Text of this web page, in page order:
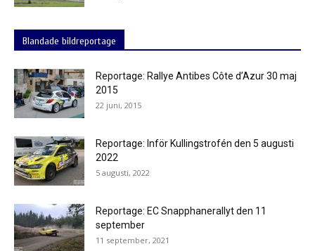
Blandade bildreportage
Reportage: Rallye Antibes Côte d’Azur 30 maj
2015
22 juni, 2015
Reportage: Inför Kullingstrofén den 5 augusti
2022
5 augusti, 2022
Reportage: EC Snapphanerallyt den 11
september
11 september, 2021